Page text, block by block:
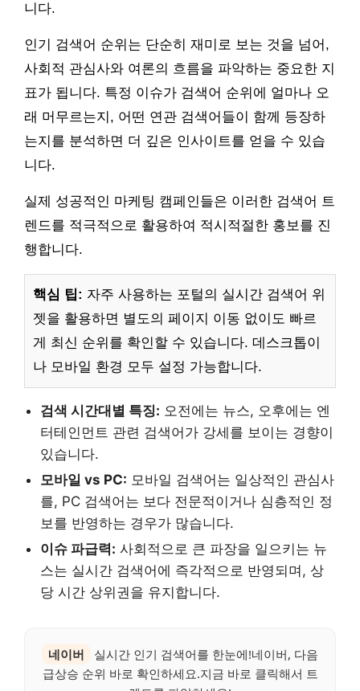
니다.
인기 검색어 순위는 단순히 재미로 보는 것을 넘어,
사회적 관심사와 여론의 흐름을 파악하는 중요한 지
표가 됩니다. 특정 이슈가 검색어 순위에 얼마나 오
래 머무르는지, 어떤 연관 검색어들이 함께 등장하
는지를 분석하면 더 깊은 인사이트를 얻을 수 있습
니다.
실제 성공적인 마케팅 캠페인들은 이러한 검색어 트
렌드를 적극적으로 활용하여 적시적절한 홍보를 진
행합니다.
핵심 팁: 자주 사용하는 포털의 실시간 검색어 위
젯을 활용하면 별도의 페이지 이동 없이도 빠르
게 최신 순위를 확인할 수 있습니다. 데스크톱이
나 모바일 환경 모두 설정 가능합니다.
검색 시간대별 특징: 오전에는 뉴스, 오후에는 엔
터테인먼트 관련 검색어가 강세를 보이는 경향이
있습니다.
모바일 vs PC: 모바일 검색어는 일상적인 관심사
를, PC 검색어는 보다 전문적이거나 심층적인 정
보를 반영하는 경우가 많습니다.
이슈 파급력: 사회적으로 큰 파장을 일으키는 뉴
스는 실시간 검색어에 즉각적으로 반영되며, 상
당 시간 상위권을 유지합니다.
네이버
실시간 인기 검색어를 한눈에!네이버, 다음
급상승 순위 바로 확인하세요.지금 바로 클릭해서 트